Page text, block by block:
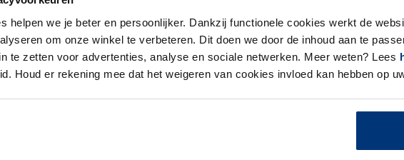
helpen we je beter en persoonlijker. Dankzij functionele cookies werkt de
om onze winkel te verbeteren. Dit doen we door de inhoud aan te
te zetten voor advertenties, analyse en sociale netwerken. Meer weten? Lees
Houd er rekening mee dat het weigeren van cookies invloed kan hebben op